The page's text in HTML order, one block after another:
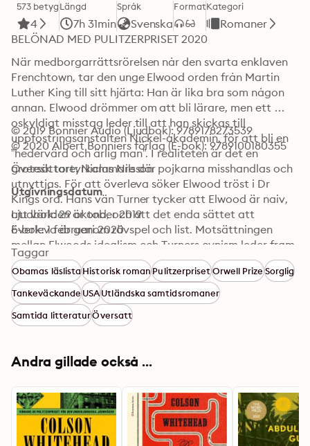
573 betyg
4
Längd
7h 31min
Språk
Svenska
FormatKategori
Romaner
BELÖNAD MED PULITZERPRISET 2020
När medborgarrättsrörelsen når den svarta enklaven
Frenchtown, tar den unge Elwood orden från Martin
Luther King till sitt hjärta: Han är lika bra som någon
annan. Elwood drömmer om att bli lärare, men ett
oskyldigt misstag leder till att han skickas till
uppfostringsanstalten Nickel-akademin, för att bli en
”hedervärd och ärlig man”. I realiteten är det en
grotesk tortyrkammare där pojkarna misshandlas och
utnyttjas. För att överleva söker Elwood tröst i Dr
Kings ord. Hans vän Turner tycker att Elwood är naiv,
att världen är ond, och att det enda sättet att
överleva är genom rävspel och list. Motsättningen
mellan Elwoods idealism och Turners cynism leder fram
till ett beslut vars efterverkningar blir kännbara i
decennier efteråt.
© 2019 Bonnier Audio (Ljudbok): 9789178273539
© 2020 Albert Bonniers förlag (E-bok): 9789100180355
Översättare: Niclas Nilsson
Utgivningsdatum
Ljudbok: 29 oktober 2019
E-bok: 1 februari 2020
Taggar
Obamas läslistaHistorisk romanPulitzerprisetOrwell PrizeSorglig
TankeväckandeUSAUtländska samtidsromaner
Samtida litteraturÖversatt
Andra gillade också ...